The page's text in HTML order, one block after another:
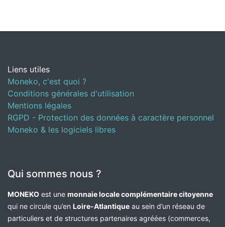
Liens utiles
Moneko, c'est quoi ?
Conditions générales d'utilisation
Mentions légales
RGPD - Protection des données à caractère personnel
Moneko & les logiciels libres
Qui sommes nous ?
MONEKO est une monnaie locale complémentaire citoyenne
qui ne circule qu’en Loire-Atlantique au sein d’un réseau de
particuliers et de structures partenaires agréées (commerces,